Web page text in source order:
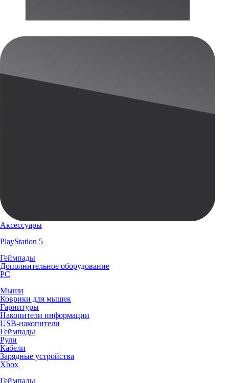
Аксессуары
PlayStation 5
Геймпады
Дополнительное оборудование
PC
Мыши
Коврики для мышек
Гарнитуры
Накопители информации
USB-накопители
Геймпады
Рули
Кабели
Зарядные устройства
Xbox
Геймпады